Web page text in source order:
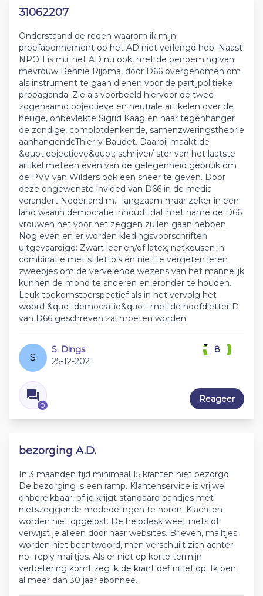
31062207
Onderstaand de reden waarom ik mijn
proefabonnement op het AD niet verlengd heb. Naast
NPO 1 is m.i. het AD nu ook, met de benoeming van
mevrouw Rennie Rijpma, door D66 overgenomen om
als instrument te gaan dienen voor de partijpolitieke
propaganda. Zie als voorbeeld hiervoor de twee
zogenaamd objectieve en neutrale artikelen over de
heilige, onbevlekte Sigrid Kaag en haar tegenhanger
de zondige, complotdenkende, samenzweringstheorie
aanhangendeThierry Baudet. Daarbij maakt de
&quot;objectieve&quot; schrijver/-ster van het laatste
artikel meteen even van de gelegenheid gebruik om
de PVV van Wilders ook een sneer te geven. Door
deze ongewenste invloed van D66 in de media
verandert Nederland m.i. langzaam maar zeker in een
land waarin democratie inhoudt dat met name de D66
vrouwen het voor het zeggen zullen gaan hebben.
Nog even en er worden kledingsvoorschriften
uitgevaardigd: Zwart leer en/of latex, netkousen in
combinatie met stiletto's en niet te vergeten leren
zweepjes om de vervelende wezens van het mannelijk
kunnen de mond te snoeren en eronder te houden.
Leuk toekomstperspectief als in het vervolg het
woord &quot;democratie&quot; met de hoofdletter D
van D66 geschreven zal moeten worden.
S
S. Dings
25-12-2021
0
8
Reageer
bezorging A.D.
In 3 maanden tijd minimaal 15 kranten niet bezorgd.
De bezorging is een ramp. Klantenservice is vrijwel
onbereikbaar, of je krijgt standaard bandjes met
nietszeggende mededelingen te horen. Klachten
worden niet opgelost. De helpdesk weet niets of
verwijst je alleen door naar websites. Brieven, mailtjes
worden niet beantwoord, men verschuilt zich achter
no- reply mailtjes. Als er niet op korte termijn
verbetering komt zeg ik de krant definitief op. Ik ben
al meer dan 30 jaar abonnee.